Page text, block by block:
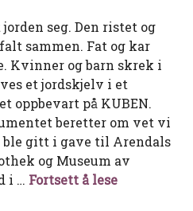
seg. Den ristet og
sammen. Fat og kar
Kvinner og barn skrek i
et jordskjelv i et
oppbevart på KUBEN.
beretter om vet vi
gitt i gave til Arendals
og Museum av
i … Fortsett å leseEn